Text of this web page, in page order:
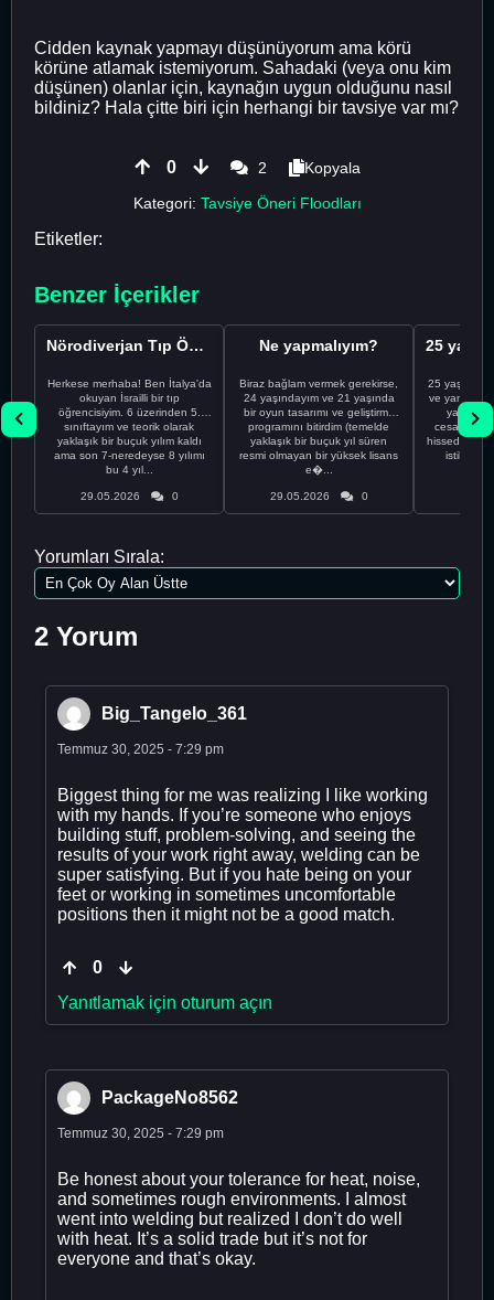
Cidden kaynak yapmayı düşünüyorum ama körü
körüne atlamak istemiyorum. Sahadaki (veya onu kim
düşünen) olanlar için, kaynağın uygun olduğunu nasıl
bildiniz? Hala çitte biri için herhangi bir tavsiye var mı?
0 2
Kopyala
Kategori: Tavsiye Öneri Floodları
Etiketler:
Benzer İçerikler
Nörodiverjan Tıp Öğrencisi Yeni Bir Yol Arıyor
Herkese merhaba! Ben İtalya'da
okuyan İsrailli bir tıp
öğrencisiyim. 6 üzerinden 5.
sınıftayım ve teorik olarak
yaklaşık bir buçuk yılım kaldı
ama son 7-neredeyse 8 yılımı
bu 4 yıl...
29.05.2026 0
Ne yapmalıyım?
Biraz bağlam vermek gerekirse,
24 yaşındayım ve 21 yaşında
bir oyun tasarımı ve geliştirme
programını bitirdim (temelde
yaklaşık bir buçuk yıl süren
resmi olmayan bir yüksek lisans
e�...
29.05.2026 0
25
ve yanlış
cesaretimin
Yorumları Sırala:
2 Yorum
Big_Tangelo_361
Temmuz 30, 2025 - 7:29 pm
Biggest thing for me was realizing I like working
with my hands. If you’re someone who enjoys
building stuff, problem-solving, and seeing the
results of your work right away, welding can be
super satisfying. But if you hate being on your
feet or working in sometimes uncomfortable
positions then it might not be a good match.
0
Yanıtlamak için oturum açın
PackageNo8562
Temmuz 30, 2025 - 7:29 pm
Be honest about your tolerance for heat, noise,
and sometimes rough environments. I almost
went into welding but realized I don’t do well
with heat. It’s a solid trade but it’s not for
everyone and that’s okay.